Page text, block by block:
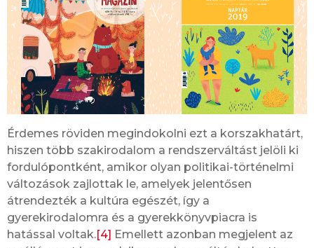
Érdemes röviden megindokolni ezt a korszakhatárt,
hiszen több szakirodalom a rendszerváltást jelöli ki
fordulópontként, amikor olyan politikai-történelmi
változások zajlottak le, amelyek jelentősen
átrendezték a kultúra egészét, így a
gyerekirodalomra és a gyerekkönyvpiacra is
hatással voltak.[4] Emellett azonban megjelent az